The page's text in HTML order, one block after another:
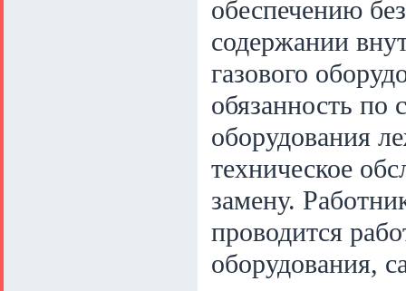
обеспечению
содержании
газового
обязанность по
оборудования
техническое
замену.
проводится
оборудования,